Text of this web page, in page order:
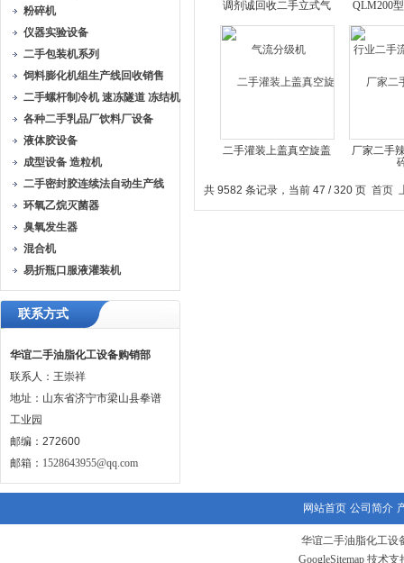
粉碎机
仪器实验设备
二手包装机系列
饲料膨化机组生产线回收销售
二手螺杆制冷机 速冻隧道 冻结机
各种二手乳品厂饮料厂设备
液体胶设备
成型设备 造粒机
二手密封胶连续法自动生产线
环氧乙烷灭菌器
臭氧发生器
混合机
易折瓶口服液灌装机
联系方式
华谊二手油脂化工设备购销部
联系人：王崇祥
地址：山东省济宁市梁山县拳谱
工业园
邮编：272600
邮箱： 1528643955@qq.com
调剂诚回收二手立式气
流分级机
QLM200
业二手流
二手灌装上盖真空旋盖
厂家二手
共 9582 条记录，当前 47 / 320 页 首页
网站首页 公司简介
华谊二手油脂化工设
GoogleSitemap 技术支